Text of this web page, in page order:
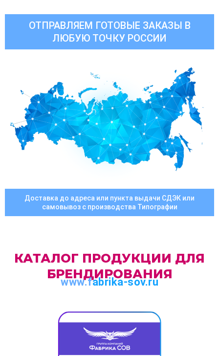
ОТПРАВЛЯЕМ ГОТОВЫЕ ЗАКАЗЫ В
ЛЮБУЮ ТОЧКУ РОССИИ
Доставка до адреса или пункта выдачи СДЭК или
самовывоз с производства Типографии
КАТАЛОГ ПРОДУКЦИИ ДЛЯ
БРЕНДИРОВАНИЯ
www.fabrika-sov.ru